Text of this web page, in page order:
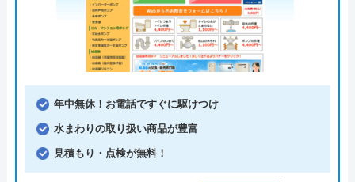
年中無休！お電話ですぐに駆けつけ
水まわりの取り扱い商品が豊富
見積もり・点検が無料！